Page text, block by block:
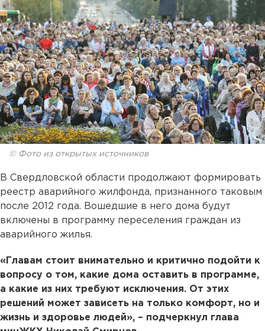
© Фото из открытых источников
В Свердловской области продолжают формировать
реестр аварийного жилфонда, признанного таковым
после 2012 года. Вошедшие в него дома будут
включены в программу переселения граждан из
аварийного жилья.
«Главам стоит внимательно и критично подойти к
вопросу о том, какие дома оставить в программе,
а какие из них требуют исключения. От этих
решений может зависеть на только комфорт, но и
жизнь и здоровье людей», – подчеркнул глава